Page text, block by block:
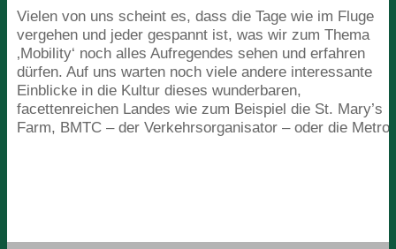
Vielen von uns scheint es, dass die Tage wie im Fluge
vergehen und jeder gespannt ist, was wir zum Thema
‚Mobility‘ noch alles Aufregendes sehen und erfahren
dürfen. Auf uns warten noch viele andere interessante
Einblicke in die Kultur dieses wunderbaren,
facettenreichen Landes wie zum Beispiel die St. Mary’s
Farm, BMTC – der Verkehrsorganisator – oder die Metro.